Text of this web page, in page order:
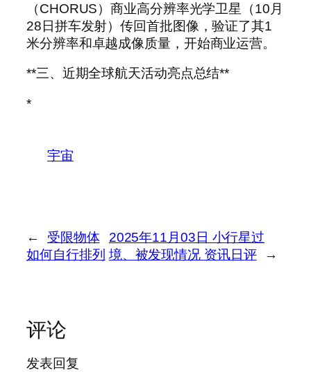
（CHORUS）商业高分辨率光学卫星（10月
28日拼车发射）传回首批图像，验证了其1
米分辨率和卓越成像质量，开始商业运营。
**三、近期全球航天活动亮点总结**
*
宇宙
←
受限物体
如何自行排列
2025年11月03日 小行星过
境、被发现情况 资讯日评
→
评论
发表回复